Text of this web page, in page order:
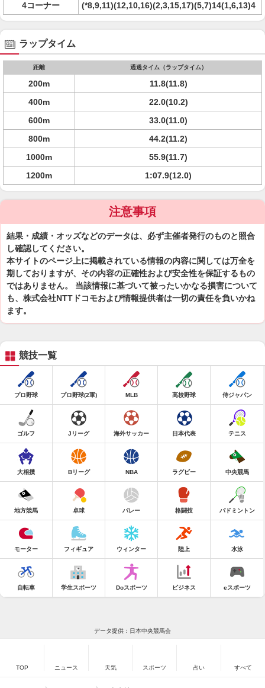
4コーナー
(*8,9,11)(12,10,16)(2,3,15,17)(5,7)14(1,6,13)4
ラップタイム
距離 通過タイム（ラップタイム）
200m
11.8(11.8)
400m
22.0(10.2)
600m
33.0(11.0)
800m
44.2(11.2)
1000m
55.9(11.7)
1200m
1:07.9(12.0)
注意事項
結果・成績・オッズなどのデータは、必ず主催者発行のものと照合
し確認してください。
本サイトのページ上に掲載されている情報の内容に関しては万全を
期しておりますが、その内容の正確性および安全性を保証するもの
ではありません。 当該情報に基づいて被ったいかなる損害について
も、株式会社NTTドコモおよび情報提供者は一切の責任を負いかね
ます。
競技一覧
プロ野球 プロ野球(2軍) MLB 高校野球 侍ジャパン
ゴルフ Jリーグ 海外サッカー 日本代表 テニス
大相撲 Bリーグ NBA ラグビー 中央競馬
地方競馬 卓球 バレー 格闘技 バドミントン
モーター フィギュア ウィンター 陸上 水泳
自転車 学生スポーツ Doスポーツ ビジネス eスポーツ
データ提供：日本中央競馬会
TOP ニュース 天気 スポーツ 占い すべて